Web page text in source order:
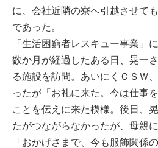
に、会社近隣の寮へ引越させて
であった。
「生活困窮者レスキュー事業」
数か月が経過したある日、晃一
る施設を訪問。あいにくＣＳＷ
ったが「お礼に来た。今は仕事
ことを伝えに来た模様。後日、
たがつながらなかったが、母親
「おかげさまで、今も服飾関係